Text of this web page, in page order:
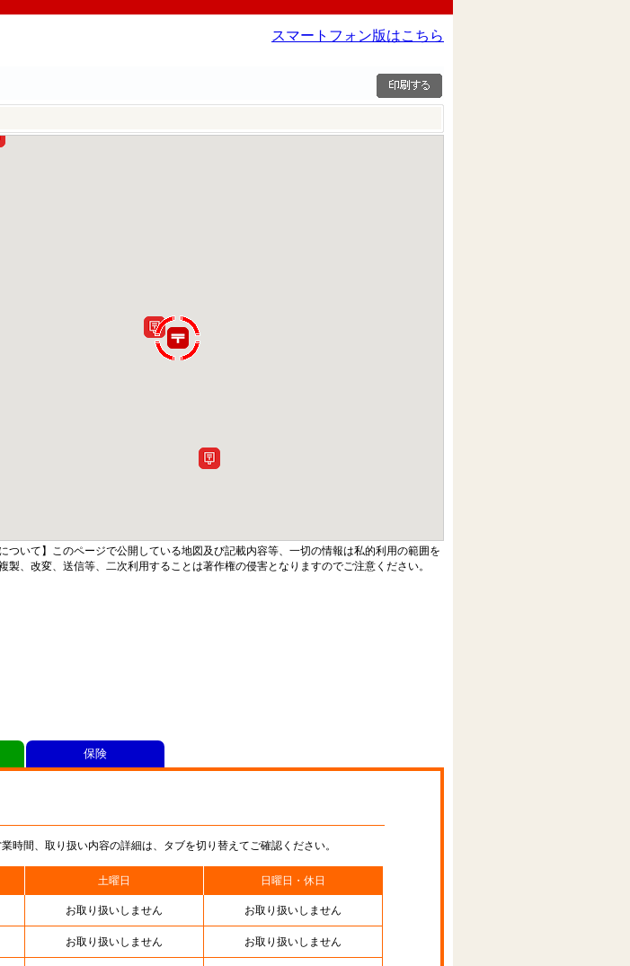
スマートフォン版はこちら
ついて】このページで公開している地図及び記載内容等、一切の情報は私的利用の範囲を
製、改変、送信等、二次利用することは著作権の侵害となりますのでご注意ください。
間、取り扱い内容の詳細は、タブを切り替えてご確認ください。
土曜日 日曜日・休日
お取り扱いしません お取り扱いしません
お取り扱いしません お取り扱いしません
保険